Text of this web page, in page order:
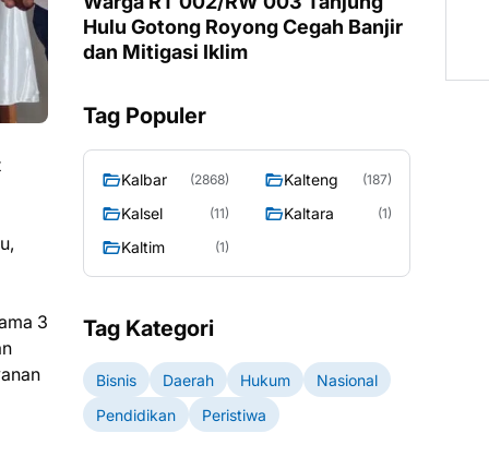
3
Hulu Gotong Royong Cegah Banjir
dan Mitigasi Iklim
Tag Populer
Kalbar (2868) Kalteng (187)
Kalsel (11) Kaltara (1)
Kaltim (1)
Tag Kategori
Bisnis Daerah Hukum
Nasional
Pendidikan
Peristiwa